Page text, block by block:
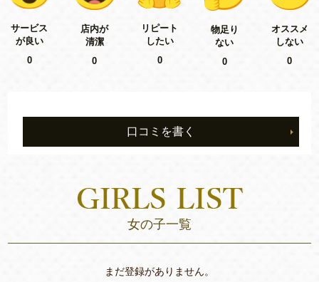
サービス
が良い
0
店内が
清潔
0
リピート
したい
0
物足り
ない
0
オススメ
しない
0
口コミを書く
女の子一覧
まだ登録がありません。